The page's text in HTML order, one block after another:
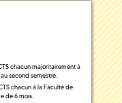
chacun majoritairement à
second semestre.
chacun à la Faculté de
de 6 mois.